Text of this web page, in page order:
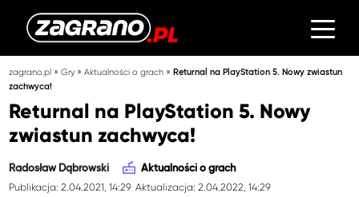
zagrano.pl »Gry»Aktualności o grach »Returnal na PlayStation 5. Nowy zwiastun
zachwyca!
Returnal na PlayStation 5. Nowy
zwiastun zachwyca!
Radosław Dąbrowski Aktualności o grach
Publikacja: 2.04.2021, 14:29 Aktualizacja: 2.04.2022, 14:29